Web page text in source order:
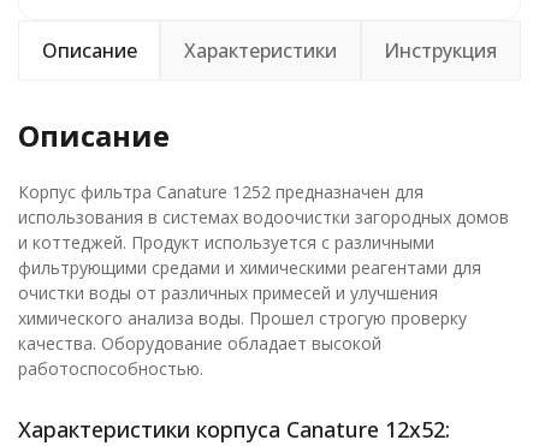
Описание Характеристики Инструкция
Описание
Корпус фильтра Canature 1252 предназначен для
использования в системах водоочистки загородных домов
и коттеджей. Продукт используется с различными
фильтрующими средами и химическими реагентами для
очистки воды от различных примесей и улучшения
химического анализа воды. Прошел строгую проверку
качества. Оборудование обладает высокой
работоспособностью.
Характеристики корпуса Canature 12x52: